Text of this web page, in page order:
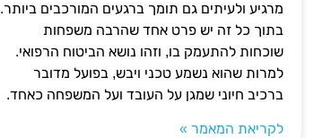
מרגיע ולעיתים גם תומך ברגעים המורכבים ביותר.
בתוך כל זה יש פרט אחד שהרבה משפחות
שוכחות להתעמק בו, וזהו נושא הביטוח הרפואי.
למרות שהוא נשמע טכני ויבש, בפועל מדובר
ברכיב חיוני שמגן על העובד ועל המשפחה כאחד.
לקריאת המאמר »